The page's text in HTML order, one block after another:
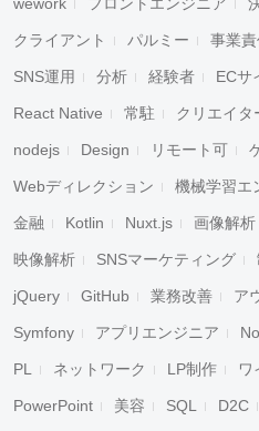
クライアント パルミー 事業
SNS運用 分析 経験者 ECサ
React Native 常駐 クリエイタ
nodejs Design リモート可
Webディレクション 機械学習エ
金融 Kotlin Nuxt.js 画像解析
映像解析 SNSマーケティング
jQuery GitHub 業務改善 ア
Symfony アプリエンジニア
PL ネットワーク LP制作 ワ
PowerPoint 美容 SQL D2C